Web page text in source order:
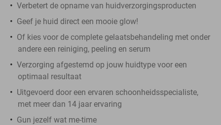
Verbetert de opname van huidverzorgingsproducten
Geef je huid direct een mooie glow!
Of kies voor de complete gelaatsbehandeling met onder
andere een reiniging, peeling en serum
Verzorging afgestemd op jouw huidtype voor een
optimaal resultaat
Uitgevoerd door een ervaren schoonheidsspecialiste,
met meer dan 14 jaar ervaring
Gun jezelf wat me-time